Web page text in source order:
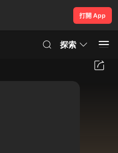
打開 App
探索